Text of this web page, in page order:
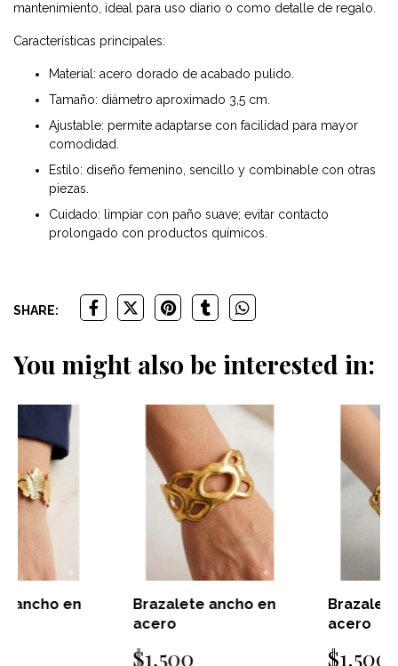
mantenimiento, ideal para uso diario o como detalle de regalo.
Características principales:
Material: acero dorado de acabado pulido.
Tamaño: diámetro aproximado 3,5 cm.
Ajustable: permite adaptarse con facilidad para mayor
comodidad.
Estilo: diseño femenino, sencillo y combinable con otras
piezas.
Cuidado: limpiar con paño suave; evitar contacto
prolongado con productos químicos.
SHARE:
You might also be interested in:
Brazalete ancho en
Brazalete ancho en